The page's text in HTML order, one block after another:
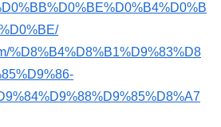
%D8%B4%D8%B1%D9%83%D8